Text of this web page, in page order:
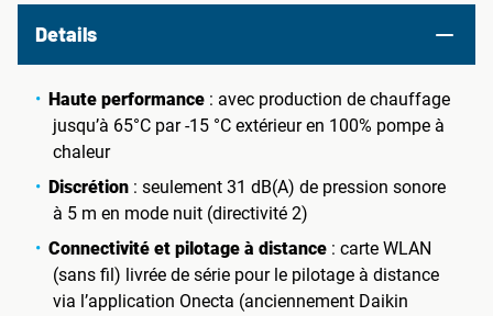
Details
Haute performance : avec production de chauffage
jusqu’à 65°C par -15 °C extérieur en 100% pompe à
chaleur
Discrétion : seulement 31 dB(A) de pression sonore
à 5 m en mode nuit (directivité 2)
Connectivité et pilotage à distance : carte WLAN
(sans fil) livrée de série pour le pilotage à distance
via l’application Onecta (anciennement Daikin